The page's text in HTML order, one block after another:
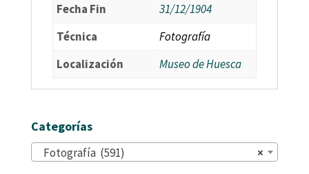
Fecha Fin
31/12/1904
Técnica
Fotografía
Localización
Museo de Huesca
Categorías
×
Fotografía (591)